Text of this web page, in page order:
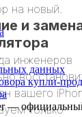
на новый.
и
инженеров
вашего
только
данных
купли-
—